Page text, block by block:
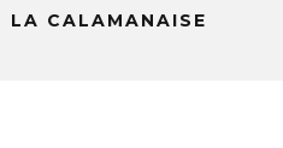
LA CALAMANAISE